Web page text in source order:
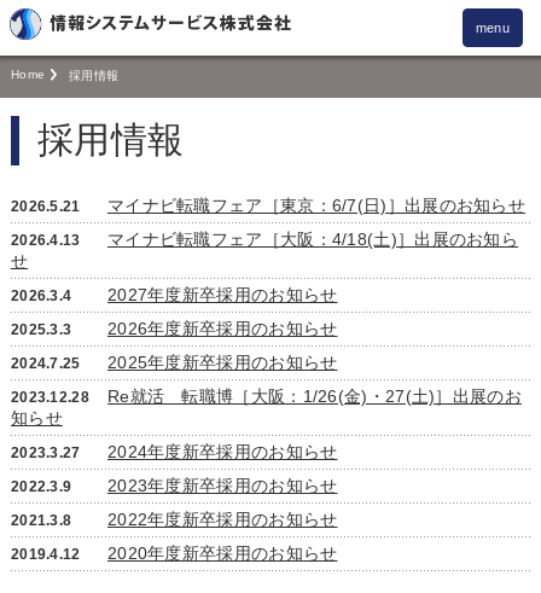
menu
Home 採用情報
採用情報
2026.5.21 マイナビ転職フェア［東京：6/7(日)］出展のお知らせ
2026.4.13
マイナビ転職フェア［大阪：4/18(土)］出展のお知ら
せ
2026.3.4 2027年度新卒採用のお知らせ
2025.3.3 2026年度新卒採用のお知らせ
2024.7.25 2025年度新卒採用のお知らせ
2023.12.28
Re就活 転職博［大阪：1/26(金)・27(土)］出展のお
知らせ
2023.3.27 2024年度新卒採用のお知らせ
2022.3.9 2023年度新卒採用のお知らせ
2021.3.8 2022年度新卒採用のお知らせ
2019.4.12 2020年度新卒採用のお知らせ